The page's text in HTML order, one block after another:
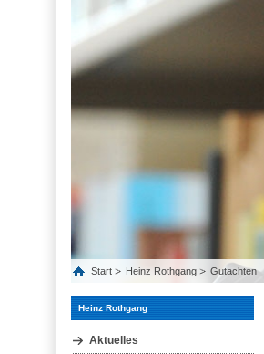
Start Heinz Rothgang Gutachten
Heinz Rothgang
Aktuelles